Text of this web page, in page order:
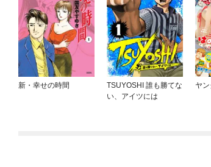
新・幸せの時間
TSUYOSHI 誰も勝てな
い、アイツには
ヤ